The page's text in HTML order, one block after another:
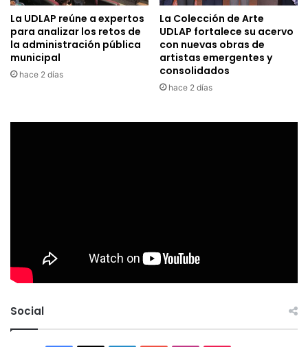
La UDLAP reúne a expertos
para analizar los retos de
la administración pública
municipal
hace 2 días
La Colección de Arte
UDLAP fortalece su acervo
con nuevas obras de
artistas emergentes y
consolidados
hace 2 días
Social